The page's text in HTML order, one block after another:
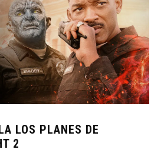
LOS PLANES DE
2